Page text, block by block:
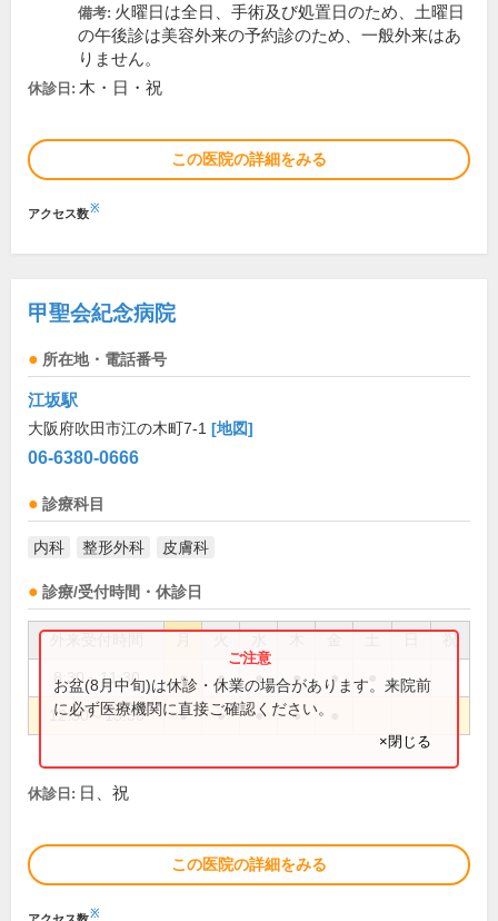
備考: 火曜日は全日、手術及び処置日のため、土曜日
の午後診は美容外来の予約診のため、一般外来はあ
りません。
休診日: 木・日・祝
この医院の詳細をみる
アクセス数※
甲聖会紀念病院
所在地・電話番号
江坂駅
大阪府吹田市江の木町7-1 [地図]
06-6380-0666
診療科目
内科 整形外科 皮膚科
診療/受付時間・休診日
祝
8:30～11:30 ● ● ● ● ●
12:30～15:30 ● ● ● ●
お盆(8月中旬)は休診・休業の場合があります。来院前
に必ず医療機関に直接ご確認ください。
×閉じる
休診日: 日、祝
この医院の詳細をみる
※